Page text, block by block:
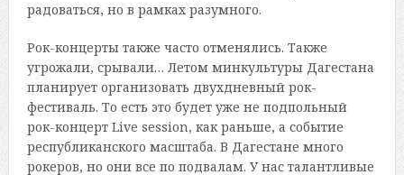
радоваться, но в рамках разумного.
Рок-концерты также часто отменялись. Также
угрожали, срывали… Летом минкультуры Дагестана
планирует организовать двухдневный рок-
фестиваль. То есть это будет уже не подпольный
рок-концерт Live session, как раньше, а событие
республиканского масштаба. В Дагестане много
рокеров, но они все по подвалам. У нас талантливые